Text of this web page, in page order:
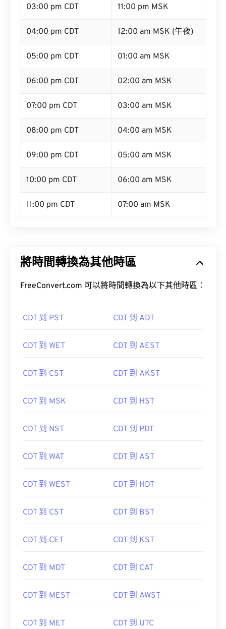
03:00 pm CDT 11:00 pm MSK
04:00 pm CDT 12:00 am MSK (午夜)
05:00 pm CDT 01:00 am MSK
06:00 pm CDT 02:00 am MSK
07:00 pm CDT 03:00 am MSK
08:00 pm CDT 04:00 am MSK
09:00 pm CDT 05:00 am MSK
10:00 pm CDT 06:00 am MSK
11:00 pm CDT 07:00 am MSK
將時間轉換為其他時區
FreeConvert.com 可以將時間轉換為以下其他時區：
CDT 到 PST CDT 到 ADT
CDT 到 WET CDT 到 AEST
CDT 到 CST CDT 到 AKST
CDT 到 MSK CDT 到 HST
CDT 到 NST CDT 到 PDT
CDT 到 WAT CDT 到 AST
CDT 到 WEST CDT 到 HDT
CDT 到 CST CDT 到 BST
CDT 到 CET CDT 到 KST
CDT 到 MDT CDT 到 CAT
CDT 到 MEST CDT 到 AWST
CDT 到 MET CDT 到 UTC